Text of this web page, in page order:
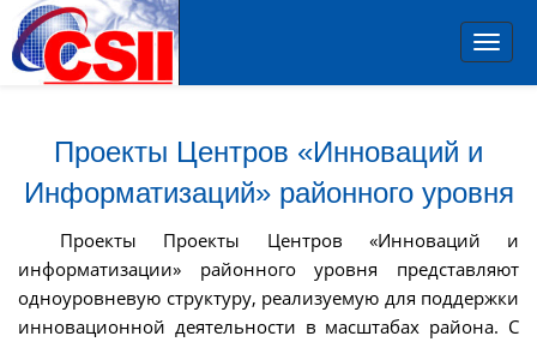
Проекты Центров «Инноваций и
Информатизаций» районного уровня
Проекты Проекты Центров «Инноваций и
информатизации» районного уровня представляют
одноуровневую структуру, реализуемую для поддержки
инновационной деятельности в масштабах района. С